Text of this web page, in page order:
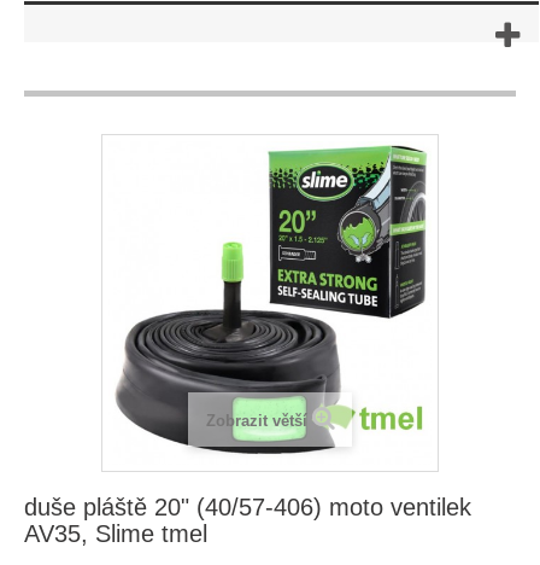
Zobrazit větší
duše pláště 20" (40/57-406) moto ventilek
AV35, Slime tmel